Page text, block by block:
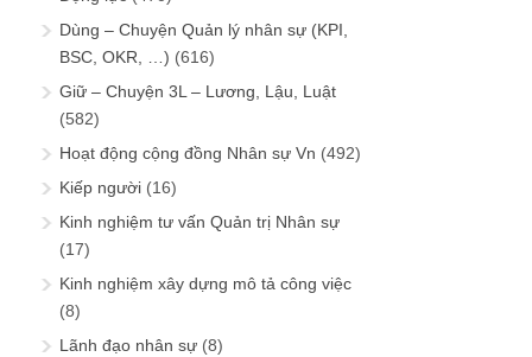
Dùng – Chuyện Quản lý nhân sự (KPI,
BSC, OKR, …) (616)
Giữ – Chuyện 3L – Lương, Lậu, Luật
(582)
Hoạt động cộng đồng Nhân sự Vn (492)
Kiếp người (16)
Kinh nghiệm tư vấn Quản trị Nhân sự
(17)
Kinh nghiệm xây dựng mô tả công việc
(8)
Lãnh đạo nhân sự (8)